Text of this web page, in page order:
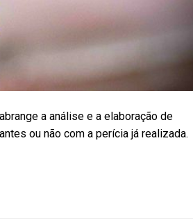
a análise e a elaboração de
ou não com a perícia já realizada.